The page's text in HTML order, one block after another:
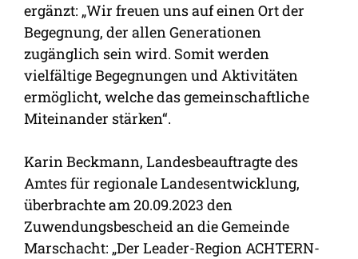
ergänzt: „Wir freuen uns auf einen Ort der
Begegnung, der allen Generationen
zugänglich sein wird. Somit werden
vielfältige Begegnungen und Aktivitäten
ermöglicht, welche das gemeinschaftliche
Miteinander stärken“.
Karin Beckmann, Landesbeauftragte des
Amtes für regionale Landesentwicklung,
überbrachte am 20.09.2023 den
Zuwendungsbescheid an die Gemeinde
Marschacht: „Der Leader-Region ACHTERN-